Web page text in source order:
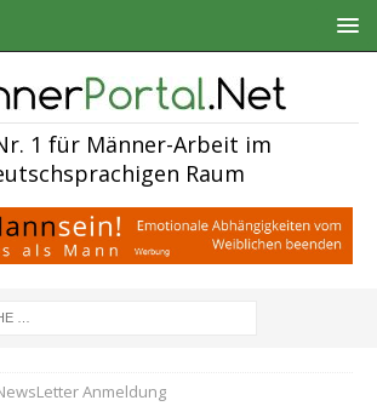
1 für Männer-Arbeit im
Raum
Anmeldung